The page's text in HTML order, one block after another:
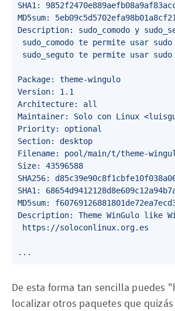
SHA1:
MD5sum:
Description: sudo_comodo y
sudo_comodo te permite usar
sudo_seguto te permite usar
Package: theme-wingulo
Version: 1.1
Architecture: all
Maintainer: Solo con Linux
Priority: optional
Section: desktop
Filename: pool/main/t/theme-
Size: 43596588
SHA256:
SHA1:
MD5sum:
Description: Theme WinGulo like
https://soloconlinux.org.es
De esta forma tan sencilla puedes
localizar otros paquetes que